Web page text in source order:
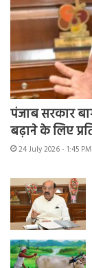
पंजाब सरकार
बढ़ाने के लिए
24 July 2026 - 1:45 PM